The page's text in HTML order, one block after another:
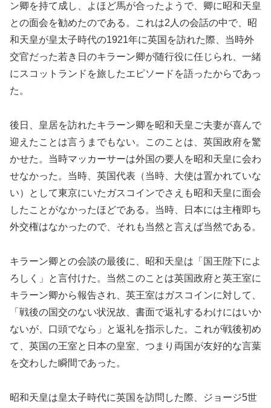
ン卿を持て成し、よほど馬が合ったようで、卿に昭和天皇
との面会を勧めたのである。これは2人の会話の中で、昭
和天皇が皇太子時代の1921年に英国を訪れた際、当時外
交官だった若き日のキラーン卿が随行役に任じられ、一緒
にスコットランドを旅したエピソードを語ったからであっ
た。
後日、皇居を訪れたキラーン卿を昭和天皇ご夫妻が喜んで
迎えたことは言うまでもない。このことは、英国政府を驚
かせた。当時マッカーサーは外国の要人を昭和天皇に会わ
せなかった。当時、英国代表（当時、大使は置かれていな
い）として東京にいたガスコインでさえも昭和天皇に面会
したことがなかったほどである。当時、日本には主権即ち
外交権はなかったので、それも当然と言えば当然である。
キラーン卿との会談の最後に、昭和天皇は「国王陛下によ
ろしく」と言付けた。当然このことは英国政府と英王室に
キラーン卿から報告され、英王室はガスコインに対して、
「戦後の国交のない状況故、書面で返礼するわけにはいか
ないが、口頭でなら」と返礼を指示した。これが戦後初め
て、英国の王室と日本の皇室、つまり両国が友好的な言葉
を交わした瞬間であった。
昭和天皇は皇太子時代に英国を訪問した際、ジョージ5世